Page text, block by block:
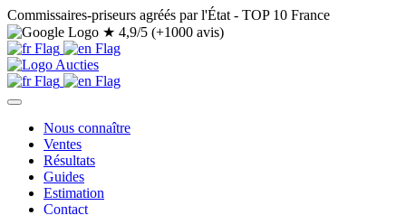
Commissaires-priseurs agréés par l'État - TOP 10 France
★ 4,9/5 (+1000 avis)
Nous connaître
Ventes
Résultats
Guides
Estimation
Contact